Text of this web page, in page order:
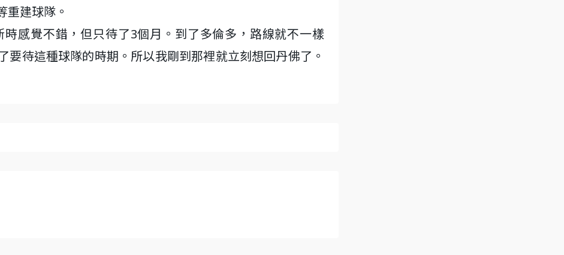
重建球隊。
感覺不錯，但只待了3個月。到了多倫多，路線就不一樣
要待這種球隊的時期。所以我剛到那裡就立刻想回丹佛了。